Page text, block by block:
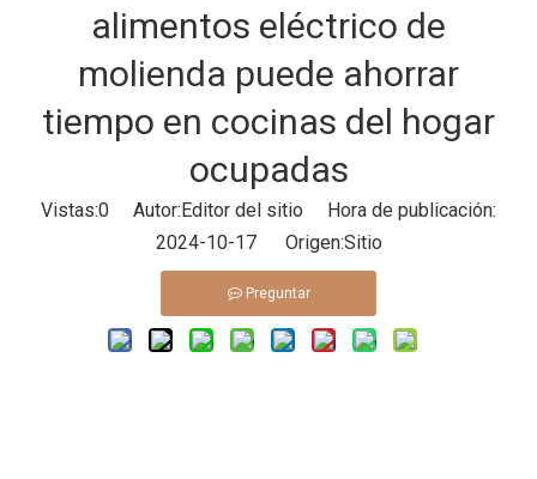
alimentos eléctrico de
molienda puede ahorrar
tiempo en cocinas del hogar
ocupadas
Vistas:0 Autor:Editor del sitio Hora de publicación:
2024-10-17 Origen:Sitio
Preguntar